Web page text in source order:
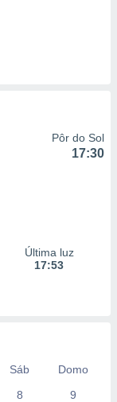
Pôr do Sol
17:30
Última luz
17:53
Sáb
Domo
8
9